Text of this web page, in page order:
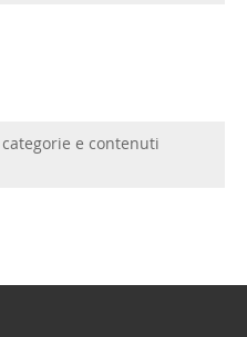
e contenuti